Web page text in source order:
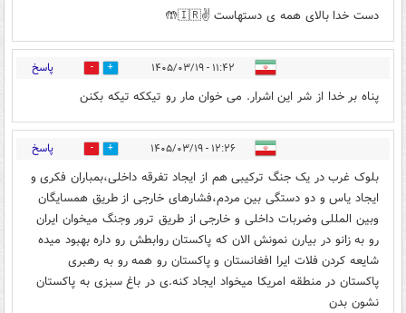
دست خدا بالای همه ی دستهاست ✌️🇮🇷🤲
۱۱:۴۲ - ۱۴۰۵/۰۳/۱۹ 3 پاسخ
پناه بر خدا از شر این اشرار. می خوان مار رو تیککه تیکه بکنن
۱۲:۲۶ - ۱۴۰۵/۰۳/۱۹ 2 پاسخ
بلوک غرب در یک جنگ ترکیبی هم از ایجاد تفرقه داخلی،بمباران فکری و
ایجاد یاس و دو دستگی بین مردم،فشارهای خارجی از طریق همسایگان
وبین المللی وضربات داخلی و خارجی از طریق ترور وجنگ میخوان ایران
رو به زانو در بیارن نمونش الان که پاکستان روابطش رو داره بهبود میده
شایعه کردن فلات ایرا افغانستان و پاکستان رو همه رو به رهبری
پاکستان در منطقه امریکا میخواد ایجاد کنه.ی در باغ سبزی به پاکستان
نشون بدن